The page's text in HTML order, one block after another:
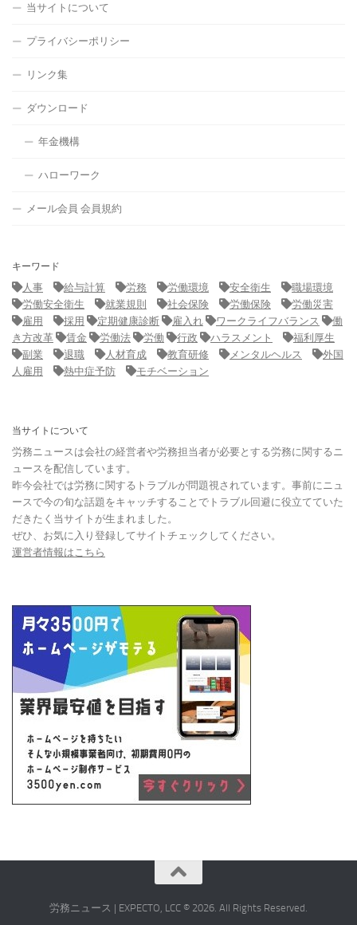
当サイトについて
プライバシーポリシー
リンク集
ダウンロード
年金機構
ハローワーク
メール会員 会員規約
キーワード
人事
給与計算 労務 労働環境 安全衛生
職場環境
労働安全衛生
就業規則 社会保険 労働保険
労働災害
雇用
採用 定期健康診断 雇入れ ワークライフバランス
働
き方改革
賃金 労働法 労働 行政 ハラスメント
福利厚生
副業
退職 人材育成 教育研修 メンタルヘルス
外国
人雇用
熱中症予防 モチベーション
当サイトについて
労務ニュースは会社の経営者や労務担当者が必要とする労務に関するニ
ュースを配信しています。
昨今会社では労務に関するトラブルが問題視されています。事前にニュ
ースで今の旬な話題をキャッチすることでトラブル回避に役立てていた
だきたく当サイトが生まれました。
ぜひ、お気に入り登録してサイトチェックしてください。
運営者情報はこちら
労務ニュース | EXPECTO, LCC © 2026. All Rights Reserved.